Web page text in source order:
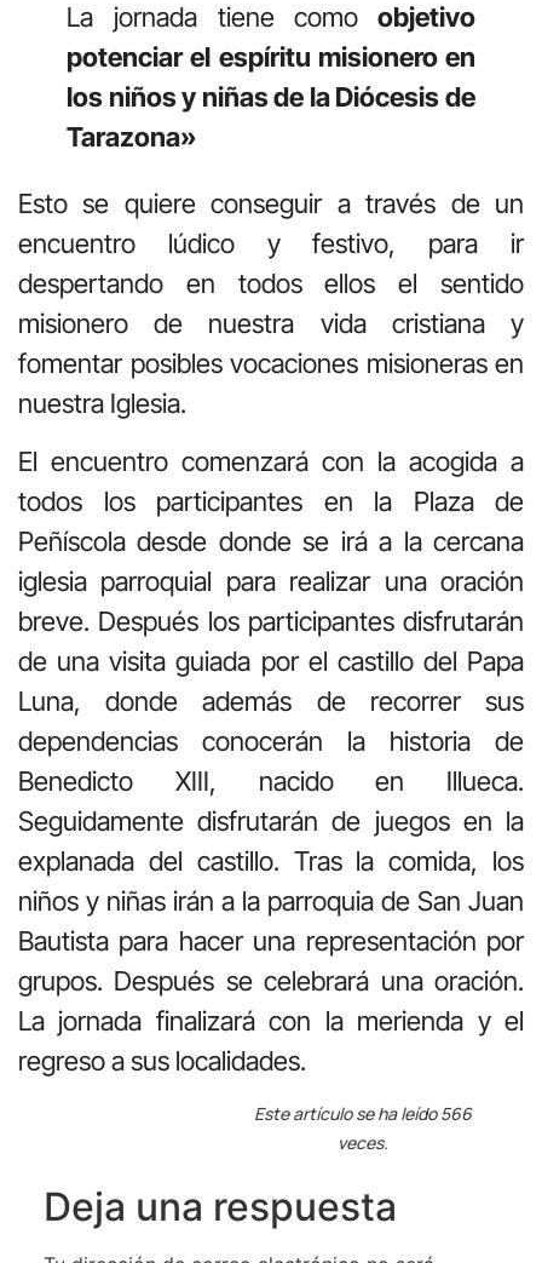
La jornada tiene como objetivo
potenciar el espíritu misionero en
los niños y niñas de la Diócesis de
Tarazona»
Esto se quiere conseguir a través de un
encuentro lúdico y festivo, para ir
despertando en todos ellos el sentido
misionero de nuestra vida cristiana y
fomentar posibles vocaciones misioneras en
nuestra Iglesia.
El encuentro comenzará con la acogida a
todos los participantes en la Plaza de
Peñíscola desde donde se irá a la cercana
iglesia parroquial para realizar una oración
breve. Después los participantes disfrutarán
de una visita guiada por el castillo del Papa
Luna, donde además de recorrer sus
dependencias conocerán la historia de
Benedicto XIII, nacido en Illueca.
Seguidamente disfrutarán de juegos en la
explanada del castillo. Tras la comida, los
niños y niñas irán a la parroquia de San Juan
Bautista para hacer una representación por
grupos. Después se celebrará una oración.
La jornada finalizará con la merienda y el
regreso a sus localidades.
Este artículo se ha leído 566
veces.
Deja una respuesta